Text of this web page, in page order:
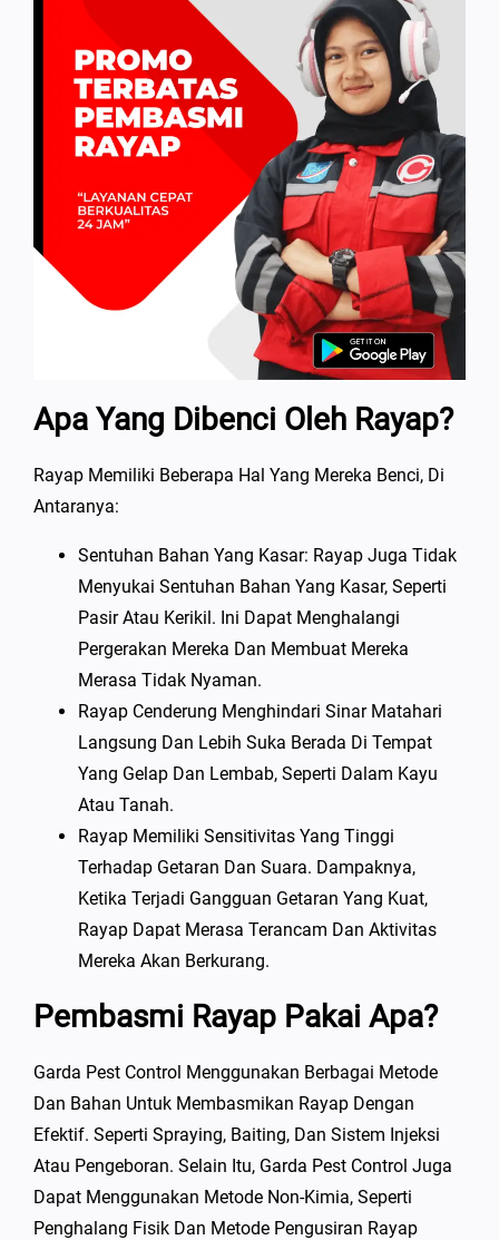
Apa Yang Dibenci Oleh Rayap?
Rayap Memiliki Beberapa Hal Yang Mereka Benci, Di
Antaranya:
Sentuhan Bahan Yang Kasar: Rayap Juga Tidak
Menyukai Sentuhan Bahan Yang Kasar, Seperti
Pasir Atau Kerikil. Ini Dapat Menghalangi
Pergerakan Mereka Dan Membuat Mereka
Merasa Tidak Nyaman.
Rayap Cenderung Menghindari Sinar Matahari
Langsung Dan Lebih Suka Berada Di Tempat
Yang Gelap Dan Lembab, Seperti Dalam Kayu
Atau Tanah.
Rayap Memiliki Sensitivitas Yang Tinggi
Terhadap Getaran Dan Suara. Dampaknya,
Ketika Terjadi Gangguan Getaran Yang Kuat,
Rayap Dapat Merasa Terancam Dan Aktivitas
Mereka Akan Berkurang.
Pembasmi Rayap Pakai Apa?
Garda Pest Control Menggunakan Berbagai Metode
Dan Bahan Untuk Membasmikan Rayap Dengan
Efektif. Seperti Spraying, Baiting, Dan Sistem Injeksi
Atau Pengeboran. Selain Itu, Garda Pest Control Juga
Dapat Menggunakan Metode Non-Kimia, Seperti
Penghalang Fisik Dan Metode Pengusiran Rayap